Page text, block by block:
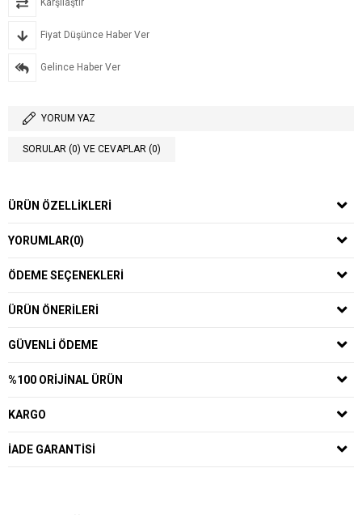
Fiyat Düşünce Haber Ver
Gelince Haber Ver
YORUM YAZ
SORULAR (0) VE CEVAPLAR (0)
ÜRÜN ÖZELLIKLERI
YORUMLAR(0)
ÖDEME SEÇENEKLERI
ÜRÜN ÖNERILERI
GÜVENLI ÖDEME
%100 ORIJINAL ÜRÜN
KARGO
İADE GARANTISI